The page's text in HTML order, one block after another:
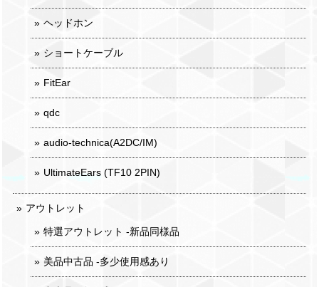
ヘッドホン
ショートケーブル
FitEar
qdc
audio-technica(A2DC/IM)
UltimateEars (TF10 2PIN)
アウトレット
特選アウトレット -新品同様品
美品中古品 -多少使用感あり